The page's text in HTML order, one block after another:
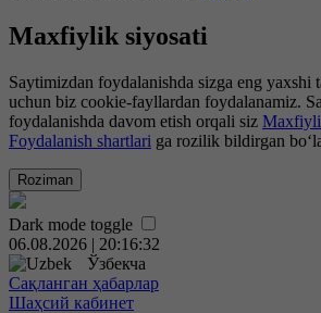
Maxfiylik siyosati
Saytimizdan foydalanishda sizga eng yaxshi
uchun biz cookie-fayllardan foydalanamiz.
foydalanishda davom etish orqali siz
Foydalanish shartlari ga rozilik bildirgan
Roziman
Dark mode toggle
06.08.2026 | 20:16:33
Ўзбекча
Сақланган ҳабарлар
Шаҳсий кабинет